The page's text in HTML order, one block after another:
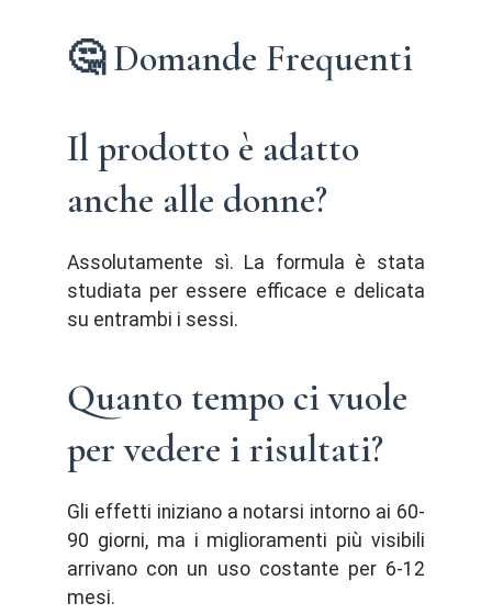
🤔 Domande Frequenti
Il prodotto è adatto
anche alle donne?
Assolutamente sì. La formula è stata
studiata per essere efficace e delicata
su entrambi i sessi.
Quanto tempo ci vuole
per vedere i risultati?
Gli effetti iniziano a notarsi intorno ai 60-
90 giorni, ma i miglioramenti più visibili
arrivano con un uso costante per 6-12
mesi.